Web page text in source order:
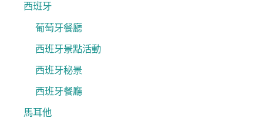
西班牙
葡萄牙餐廳
西班牙景點活動
西班牙秘景
西班牙餐廳
馬耳他